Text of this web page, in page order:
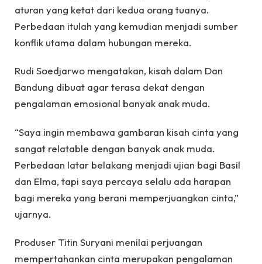
aturan yang ketat dari kedua orang tuanya.
Perbedaan itulah yang kemudian menjadi sumber
konflik utama dalam hubungan mereka.
Rudi Soedjarwo mengatakan, kisah dalam Dan
Bandung dibuat agar terasa dekat dengan
pengalaman emosional banyak anak muda.
“Saya ingin membawa gambaran kisah cinta yang
sangat relatable dengan banyak anak muda.
Perbedaan latar belakang menjadi ujian bagi Basil
dan Elma, tapi saya percaya selalu ada harapan
bagi mereka yang berani memperjuangkan cinta,”
ujarnya.
Produser Titin Suryani menilai perjuangan
mempertahankan cinta merupakan pengalaman